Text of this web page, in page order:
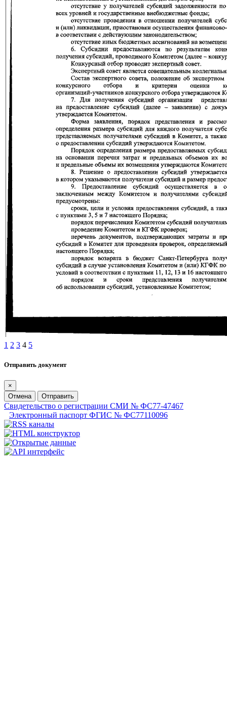
1 2 3 4 5
Отправить документ
×
Отмена
Отправить
Свидетельство о регистрации СМИ № ФС77-47467
Электронный паспорт ФГИС № ФС77110096